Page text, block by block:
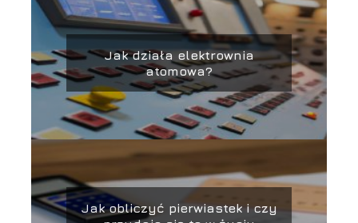
Jak działa elektrownia
atomowa?
Jak obliczyć pierwiastek i czy